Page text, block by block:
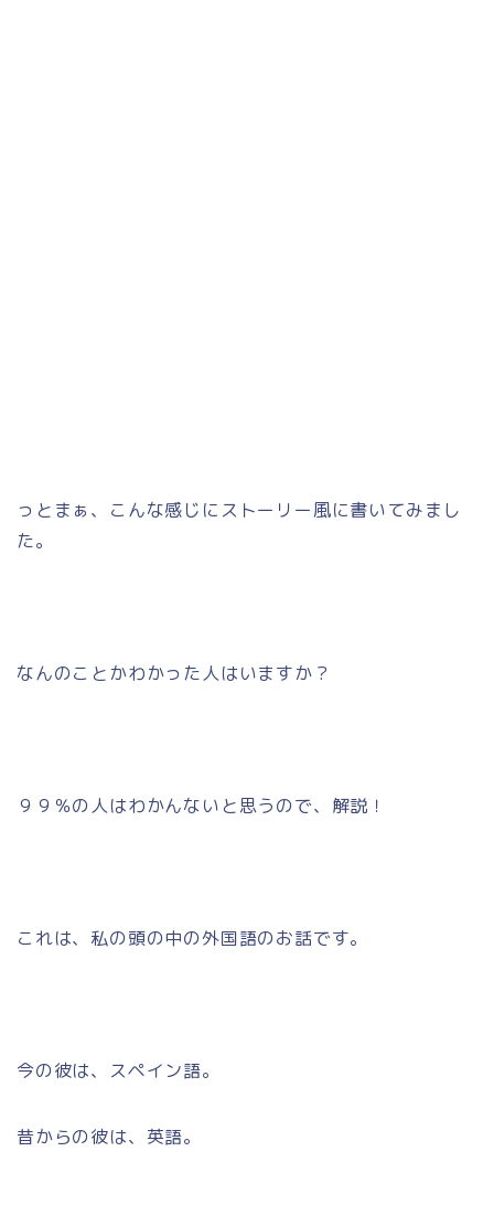
っとまぁ、こんな感じにストーリー風に書いてみまし
た。
なんのことかわかった人はいますか？
９９％の人はわかんないと思うので、解説！
これは、私の頭の中の外国語のお話です。
今の彼は、スペイン語。
昔からの彼は、英語。